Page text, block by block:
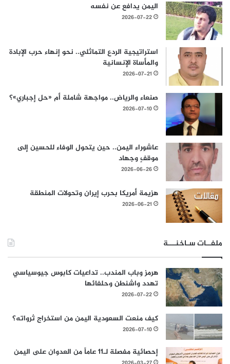
اليمن يدافع عن نفسه
2026-07-22
استراتيجية الردع التماثلي.. نحو إنهاء حرب الإبادة
والمأساة الإنسانية
2026-07-21
صنعاء والرياض.. مواجهة شاملة أم «حل إجباري»؟
2026-07-10
عاشوراء اليمن.. حين يتحول الوفاء للحسين إلى
موقفٍ وجهاد
2026-06-26
هزيمة أمريكا بحرب إيران وتحولات المنطقة
2026-06-21
ملفــات سـاخنـــة
هرمز وباب المندب.. تداعيات كابوس جيوسياسي
تهدد واشنطن وحلفائها
2026-07-22
كيف منعت السعودية اليمن من استخراج ثرواته؟
2026-07-10
إحصائية مفصلة لـ11 عاماً من العدوان على اليمن